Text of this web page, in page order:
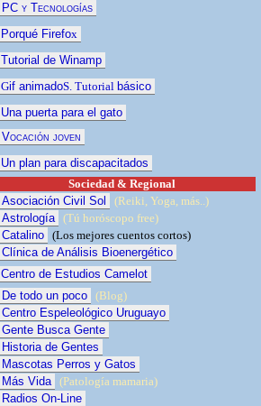
PC y Tecnologías
Porqué Firefox
Tutorial de Winamp
Gif animadoS. Tutorial básico
Una puerta para el gato
Vocación joven
Un plan para discapacitados
Sociedad & Regional
Asociación Civil Sol
(Reiki, Yoga, más..)
Astrología (Tú horóscopo free)
Catalino (Los mejores cuentos cortos)
Clínica de Análisis Bioenergético
Centro de Estudios Camelot
De todo un poco (Blog)
Centro Espeleológico Uruguayo
Gente Busca Gente
Historia de Gentes
Mascotas Perros y Gatos
Más Vida (Patología mamaria)
Radios On-Line